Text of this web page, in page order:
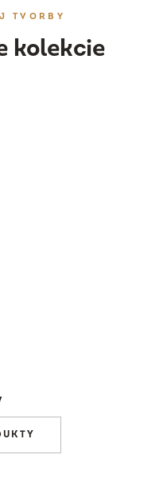
TVORBY
kolekcie